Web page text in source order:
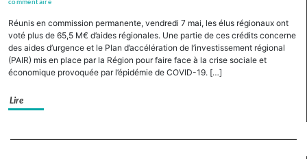
tourisme
commentaireon
autres
Régions,
la
Réunis en commission permanente, vendredi 7 mai, les élus régionaux ont
voté plus de 65,5 M€ d’aides régionales. Une partie de ces crédits concerne
des aides d’urgence et le Plan d’accélération de l’investissement régional
(PAIR) mis en place par la Région pour faire face à la crise sociale et
économique provoquée par l’épidémie de COVID-19. […]
Lire